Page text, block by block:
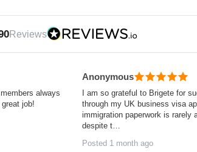
Reviews
always
job!
Anonymous
I am so grateful to Brigete for
through my UK business visa
immigration paperwork is rarely
despite t…
Posted 1 month ago